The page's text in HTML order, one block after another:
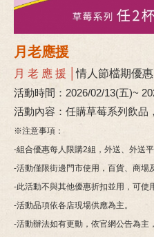
月老應援
月 老 應 援 │情人節檔期優惠
活動時間：2026/02/13(五)~
活動內容：任購草莓系列飲品
※注意事項：
-組合優惠每人限購2組，外送、外送
-活動僅限街邊門市使用，百貨、商場
-此活動不與其他優惠折扣並用，可使
-活動品項依各店現場供應為主。
-活動辦法如有更動，依官網公告為主